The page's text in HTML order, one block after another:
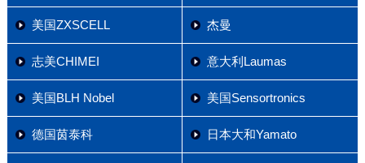
美国ZXSCELL 杰曼
志美CHIMEI 意大利Laumas
美国BLH Nobel 美国Sensortronics
德国茵泰科 日本大和Yamato